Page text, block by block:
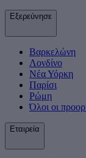
Εξερεύνησε
Βαρκελώνη
Λονδίνο
Νέα Υόρκη
Παρίσι
Ρώμη
Όλοι οι
Εταιρεία